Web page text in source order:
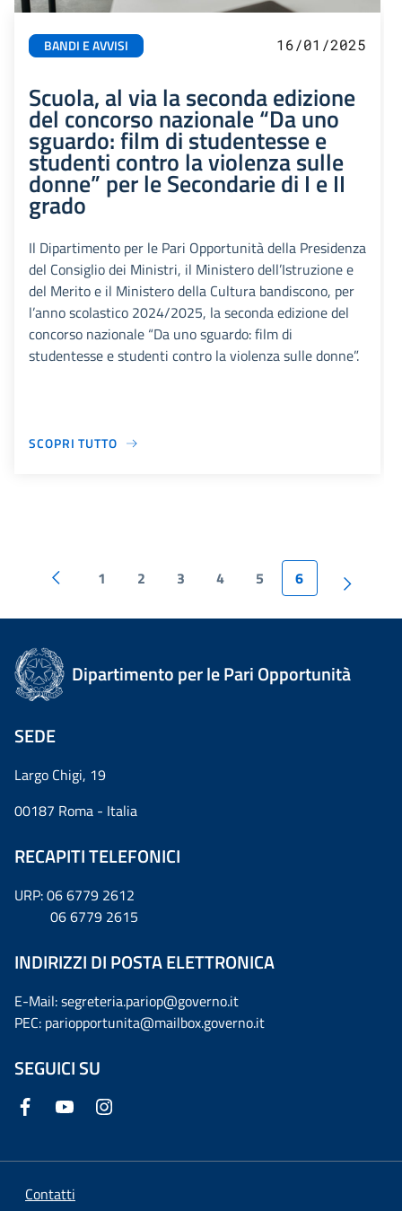
BANDI E AVVISI 16/01/2025
Scuola, al via la seconda edizione
del concorso nazionale “Da uno
sguardo: film di studentesse e
studenti contro la violenza sulle
donne” per le Secondarie di I e II
grado
Il Dipartimento per le Pari Opportunità della Presidenza
del Consiglio dei Ministri, il Ministero dell’Istruzione e
del Merito e il Ministero della Cultura bandiscono, per
l’anno scolastico 2024/2025, la seconda edizione del
concorso nazionale “Da uno sguardo: film di
studentesse e studenti contro la violenza sulle donne”.
SCOPRI TUTTO
1 2 3 4 5 6
Dipartimento per le Pari Opportunità
SEDE
Largo Chigi, 19
00187 Roma - Italia
RECAPITI TELEFONICI
URP: 06 6779 2612
06 6779 2615
INDIRIZZI DI POSTA ELETTRONICA
E-Mail: segreteria.pariop@governo.it
PEC: pariopportunita@mailbox.governo.it
SEGUICI SU
Contatti